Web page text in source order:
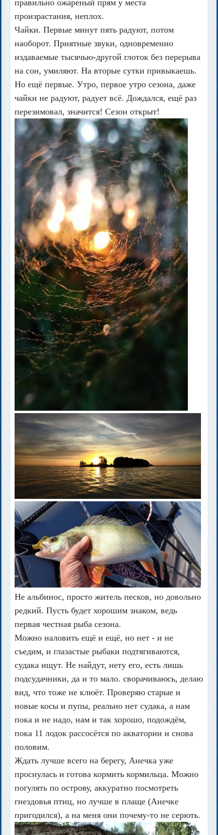
правильно ожареный прям у места
произрастания, неплох.
Чайки. Первые минут пять радуют, потом
наоборот. Приятные звуки, одновременно
издаваемые тысячью-другой глоток без перерыва
на сон, умиляют. На вторые сутки привыкаешь.
Но ещё первые. Утро, первое утро сезона, даже
чайки не радуют, радует всё. Дождался, ещё раз
перезимовал, значится! Сезон открыт!
Не альбинос, просто житель песков, но довольно
редкий. Пусть будет хорошим знаком, ведь
первая честная рыба сезона.
Можно наловить ещё и ещё, но нет - и не
съедим, и глазастые рыбаки подтягиваются,
судака ищут. Не найдут, нету его, есть лишь
подсудачники, да и то мало. сворачиваюсь, делаю
вид, что тоже не клюёт. Проверяю старые и
новые косы и пупы, реально нет судака, а нам
пока и не надо, нам и так хорошо, подождём,
пока 11 лодок рассосётся по акватории и снова
половим.
Ждать лучше всего на берегу, Анечка уже
проснулась и готова кормить кормильца. Можно
погулять по острову, аккуратно посмотреть
гнездовья птиц, но лучше в плаще (Анечке
пригодился), а на меня они почему-то не серють.